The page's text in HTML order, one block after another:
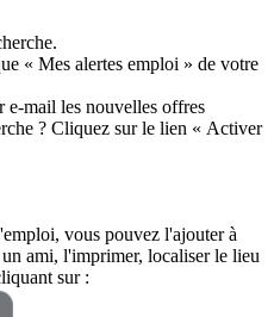
« Mes alertes emploi » de votre
e-mail les nouvelles offres
? Cliquez sur le lien « Activer
vous pouvez l'ajouter à
ami, l'imprimer, localiser le lieu
sur :